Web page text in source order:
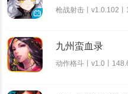
枪战射击丨v1.0.102
九州蛮血录
动作格斗丨v1.0丨